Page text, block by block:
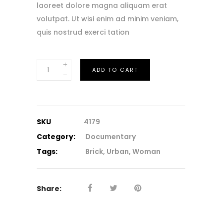
laoreet dolore magna aliquam erat
volutpat. Ut wisi enim ad minim veniam,
quis nostrud exerci tation
Stairs
quantity
ADD TO CART
SKU
4179
Category:
Documentary
Tags:
Brick, Urban, Woman
Share: